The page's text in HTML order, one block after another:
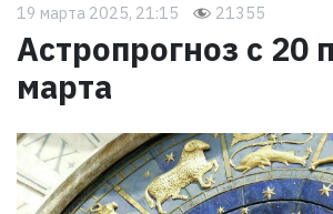
19 марта 2025, 21:15 21355
Астропрогноз с 20
марта